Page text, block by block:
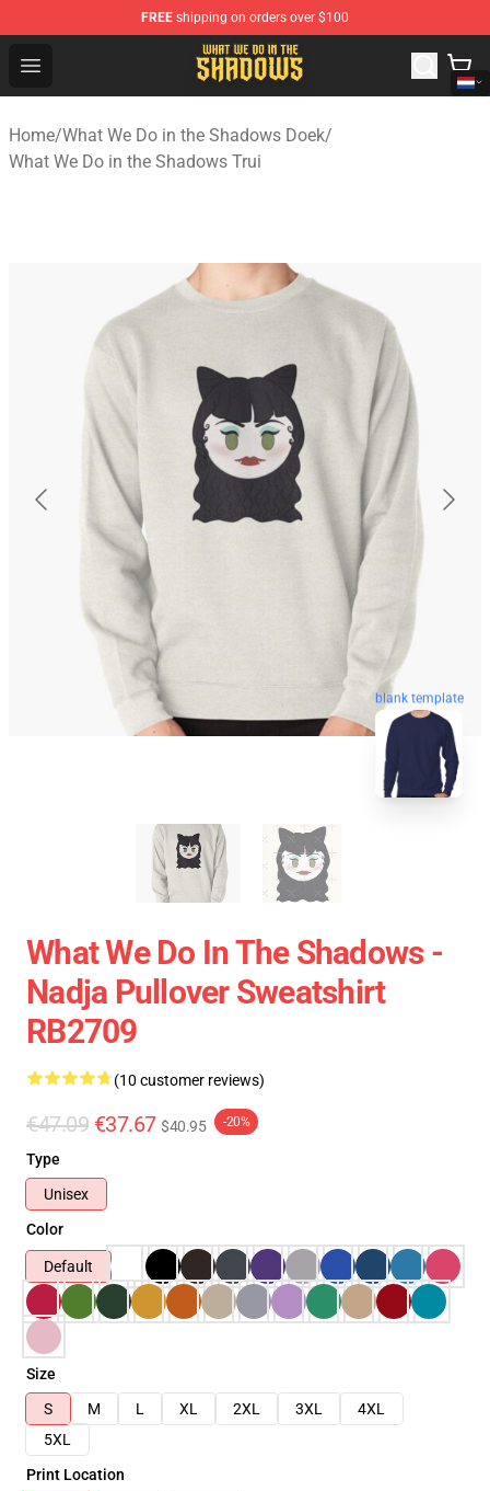
FREE shipping on orders over $100
Open menu
What We Do in the Shadows Shop - Official What We
Home/What We Do in the Shadows Doek/
What We Do in the Shadows Trui
blank template
What We Do In The Shadows -
Nadja Pullover Sweatshirt
RB2709
(10 customer reviews)
€47.09 €37.67 $40.95 -20%
Type
Unisex
Color
Default
Size
S
M L XL 2XL 3XL
4XL
5XL
Print Location